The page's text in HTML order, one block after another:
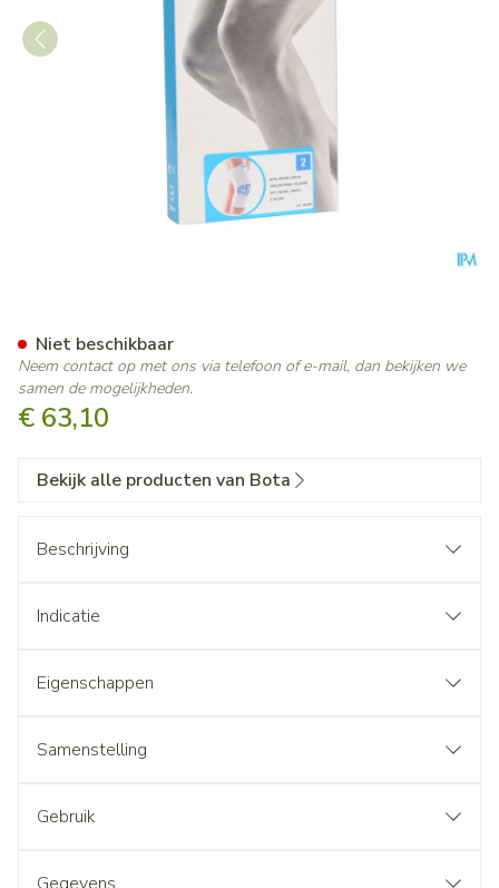
€ 63,10
Niet beschikbaar
Neem contact op met ons via telefoon of e-mail, dan bekijken we
samen de mogelijkheden.
Bekijk alle producten van Bota
Beschrijving
Indicatie
Eigenschappen
Samenstelling
Gebruik